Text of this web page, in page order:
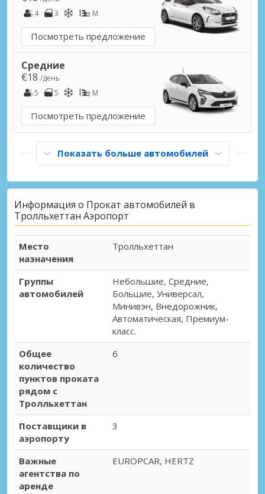
4
3 M
Посмотреть предложение
Средние
€18 /день
5
5 M
Посмотреть предложение
Показать больше автомобилей
Информация о Прокат автомобилей в
Тролльхеттан Аэропорт
Место
назначения
Тролльхеттан
Группы
автомобилей
Небольшие, Средние,
Большие, Универсал,
Минивэн, Внедорожник,
Автоматическая, Премиум-
класс.
Общее
количество
пунктов проката
рядом с
Тролльхеттан
6
Поставщики в
аэропорту
3
Важные
агентства по
аренде
EUROPCAR, HERTZ